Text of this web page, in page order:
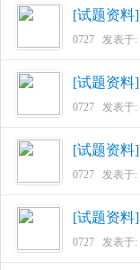
[试题资料]
0727 发表于:
[试题资料]
0727 发表于:
[试题资料]
0727 发表于:
[试题资料]
0727 发表于: